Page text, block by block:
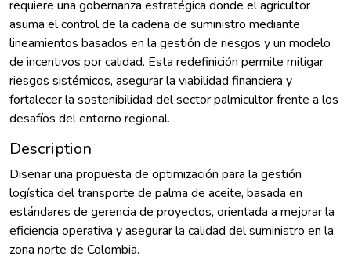
requiere una gobernanza estratégica donde el agricultor
asuma el control de la cadena de suministro mediante
lineamientos basados en la gestión de riesgos y un modelo
de incentivos por calidad. Esta redefinición permite mitigar
riesgos sistémicos, asegurar la viabilidad financiera y
fortalecer la sostenibilidad del sector palmicultor frente a los
desafíos del entorno regional.
Description
Diseñar una propuesta de optimización para la gestión
logística del transporte de palma de aceite, basada en
estándares de gerencia de proyectos, orientada a mejorar la
eficiencia operativa y asegurar la calidad del suministro en la
zona norte de Colombia.